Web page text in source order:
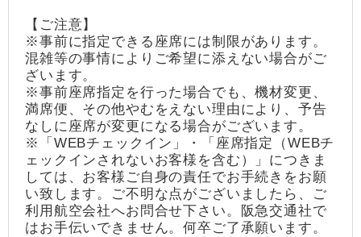
【ご注意】
※事前に指定できる座席には制限があります。
混雑等の事情によりご希望に添えない場合がご
ざいます。
※事前座席指定を行った場合でも、機材変更、
満席便、その他やむをえない理由により、予告
なしに座席が変更になる場合がございます。
※「WEBチェックイン」・「座席指定（WEBチ
ェックインされないお客様を含む）」につきま
しては、お客様ご自身の責任でお手続きをお願
い致します。ご不明な点がございましたら、ご
利用航空会社へお問合せ下さい。阪急交通社で
はお手伝いできません。何卒ご了承願います。